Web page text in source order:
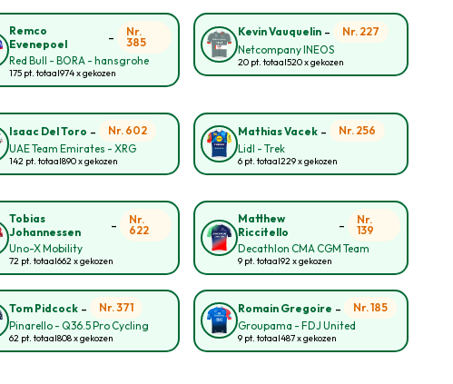
Remco
Evenepoel
-
Nr.
385
Red Bull - BORA - hansgrohe
175 pt. totaal974 x gekozen
Kevin Vauquelin-
Nr. 227
Netcompany INEOS
20 pt. totaal520 x gekozen
Isaac Del Toro -
Nr. 602
UAE Team Emirates - XRG
142 pt. totaal890 x gekozen
Mathias Vacek-
Nr. 256
Lidl - Trek
6 pt. totaal229 x gekozen
Tobias
Johannessen
-
Nr.
622
Uno-X Mobility
72 pt. totaal662 x gekozen
Matthew
Riccitello
-
Nr.
139
Decathlon CMA CGM Team
9 pt. totaal92 x gekozen
Tom Pidcock-
Nr. 371
Pinarello - Q36.5 Pro Cycling
62 pt. totaal808 x gekozen
Romain Gregoire -
Nr. 185
Groupama - FDJ United
9 pt. totaal487 x gekozen